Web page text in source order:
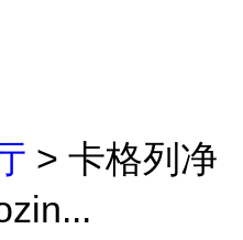
> 卡格列净